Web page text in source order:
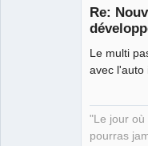
Re:
Le multi
avec l'auto
"Le jour où
pourras